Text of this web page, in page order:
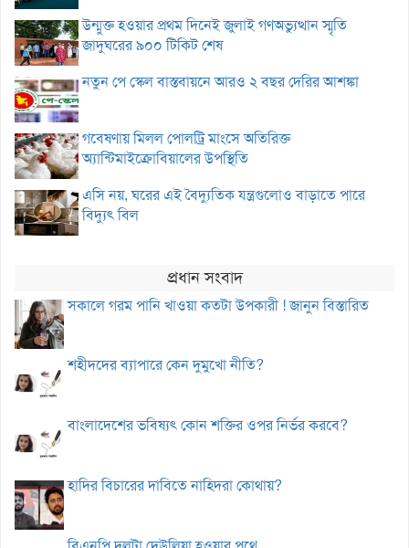
উন্মুক্ত হওয়ার প্রথম দিনেই জুলাই গণঅভ্যুত্থান স্মৃতি
জাদুঘরের ৯০০ টিকিট শেষ
নতুন পে স্কেল বাস্তবায়নে আরও ২ বছর দেরির আশঙ্কা
গবেষণায় মিলল পোলট্রি মাংসে অতিরিক্ত
অ্যান্টিমাইক্রোবিয়ালের উপস্থিতি
এসি নয়, ঘরের এই বৈদ্যুতিক যন্ত্রগুলোও বাড়াতে পারে
বিদ্যুৎ বিল
প্রধান সংবাদ
সকালে গরম পানি খাওয়া কতটা উপকারী ! জানুন বিস্তারিত
শহীদদের ব্যাপারে কেন দুমুখো নীতি?
বাংলাদেশের ভবিষ্যৎ কোন শক্তির ওপর নির্ভর করবে?
হাদির বিচারের দাবিতে নাহিদরা কোথায়?